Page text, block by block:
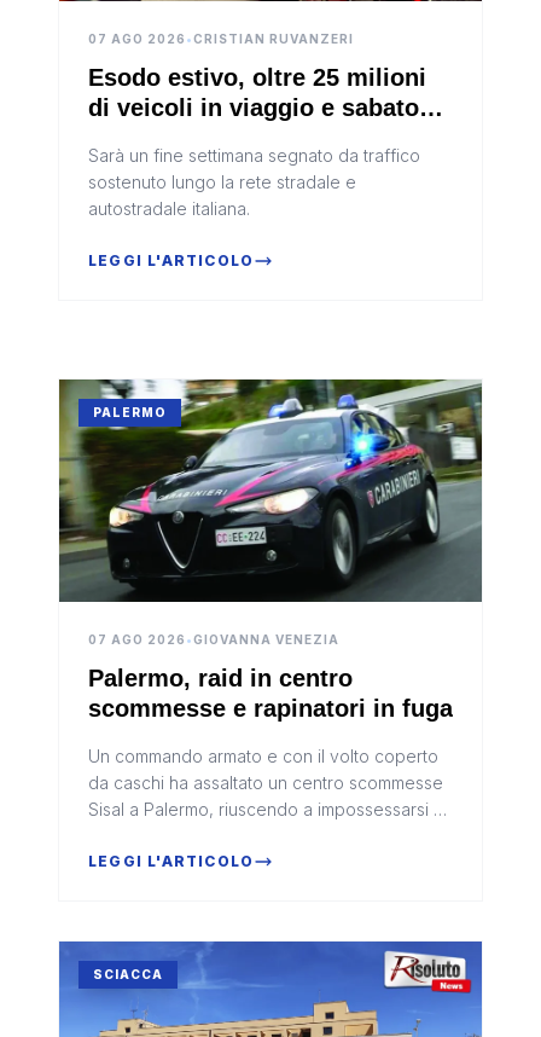
07 AGO 2026 •CRISTIAN RUVANZERI
Esodo estivo, oltre 25 milioni
di veicoli in viaggio e sabato
Sarà un fine settimana segnato da traffico
sostenuto lungo la rete stradale e
autostradale italiana.
LEGGI L'ARTICOLO
PALERMO
07 AGO 2026 •GIOVANNA VENEZIA
Palermo, raid in centro
scommesse e rapinatori in fuga
Un commando armato e con il volto coperto
da caschi ha assaltato un centro scommesse
Sisal a Palermo, riuscendo a impossessarsi di
cassaforte.Dopo il colpo, i rapina...
LEGGI L'ARTICOLO
SCIACCA